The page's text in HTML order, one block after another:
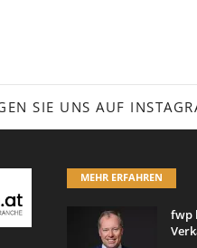
SIE UNS AUF
MEHR ERFAHREN
fwp